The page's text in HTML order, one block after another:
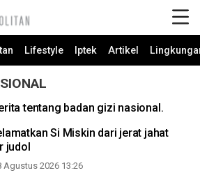
Lifestyle Iptek Artikel
tentang badan gizi nasional.
Si Miskin dari jerat jahat
judol
Agustus 2026 13:26